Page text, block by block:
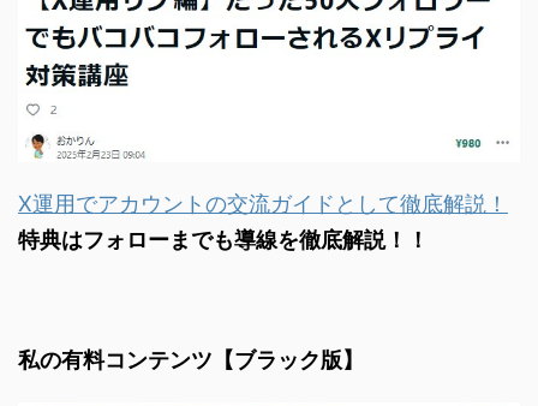
X運用でアカウントの交流ガイドとして徹底解説！
特典はフォローまでも導線を徹底解説！！
私の有料コンテンツ【ブラック版】